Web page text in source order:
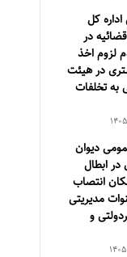
کل
در
اخذ
در هیئت
به تخلفات
دیوان
در ابطال
انتصاب
مدیریتی
و